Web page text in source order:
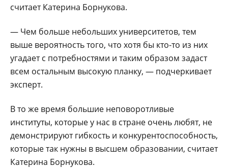
считает Катерина Борнукова.
— Чем больше небольших университетов, тем
выше вероятность того, что хотя бы кто-то из них
угадает с потребностями и таким образом задаст
всем остальным высокую планку, — подчеркивает
эксперт.
В то же время большие неповоротливые
институты, которые у нас в стране очень любят, не
демонстрируют гибкость и конкурентоспособность,
которые так нужны в высшем образовании, считает
Катерина Борнукова.